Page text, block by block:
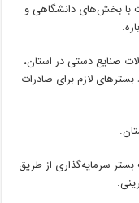
با بخش‌های دانشگاهی و
باره.
صنایع دستی در استان،
بسترهای لازم برای صادرات
سرمایه‌گذاری از طریق